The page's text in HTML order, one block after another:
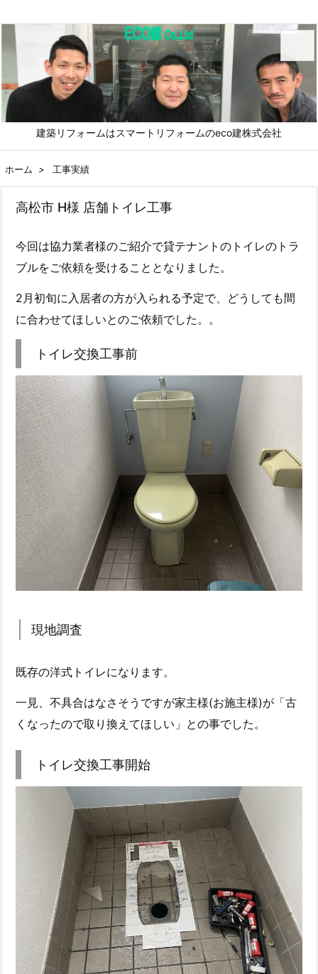
建築リフォームはスマートリフォームのeco建株式会社
メニュ
ホーム > 工事実績
高松市 H様 店舗トイレ工事
今回は協力業者様のご紹介で貸テナントのトイレのトラ
ブルをご依頼を受けることとなりました。
2月初旬に入居者の方が入られる予定で、どうしても間
に合わせてほしいとのご依頼でした。。
トイレ交換工事前
現地調査
既存の洋式トイレになります。
一見、不具合はなさそうですが家主様(お施主様)が「古
くなったので取り換えてほしい」との事でした。
トイレ交換工事開始